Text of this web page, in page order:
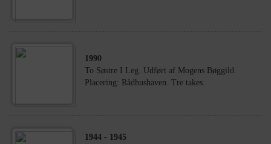
1990
To Søstre I Leg. Udført af Mogens Bøggild.
Placering: Rådhushaven. Tre takes.
1944 - 1945